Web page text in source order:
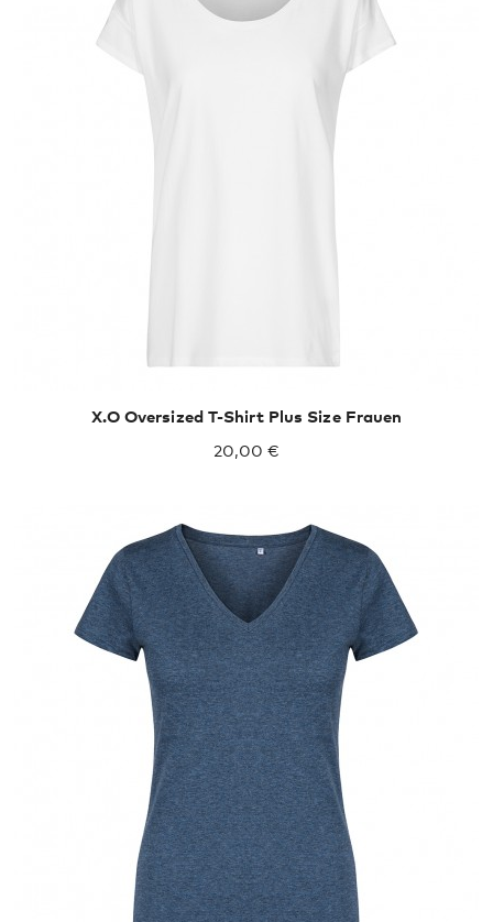
X.O Oversized T-Shirt Plus Size Frauen
20,00 €